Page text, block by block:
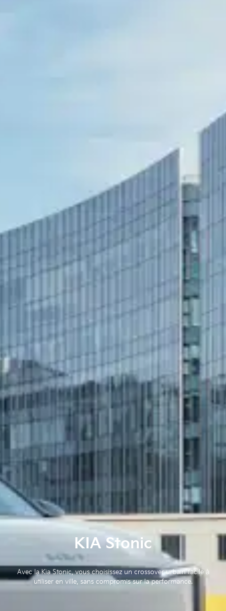
KIA Stonic
Avec la Kia Stonic, vous choisissez un crossover urbain facile à
utiliser en ville, sans compromis sur la performance.